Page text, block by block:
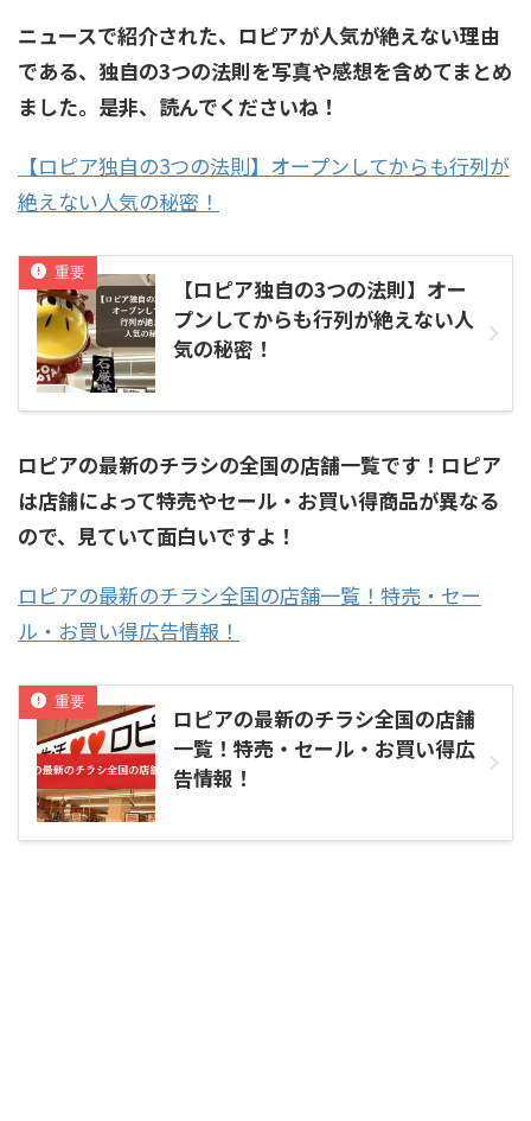
ニュースで紹介された、ロピアが人気が絶えない理由
である、独自の3つの法則を写真や感想を含めてまとめ
ました。是非、読んでくださいね！
【ロピア独自の3つの法則】オープンしてからも行列が
絶えない人気の秘密！
【ロピア独自の3つの法則】オー
プンしてからも行列が絶えない人
気の秘密！
ロピアの最新のチラシの全国の店舗一覧です！ロピア
は店舗によって特売やセール・お買い得商品が異なる
ので、見ていて面白いですよ！
ロピアの最新のチラシ全国の店舗一覧！特売・セー
ル・お買い得広告情報！
ロピアの最新のチラシ全国の店舗
一覧！特売・セール・お買い得広
告情報！